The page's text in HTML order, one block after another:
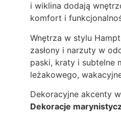
i wiklina dodają
komfort i
Wnętrza w stylu
zasłony i narzuty w
paski, kraty i subtelne
leżakowego,
Dekoracyjne akcenty
Dekoracje